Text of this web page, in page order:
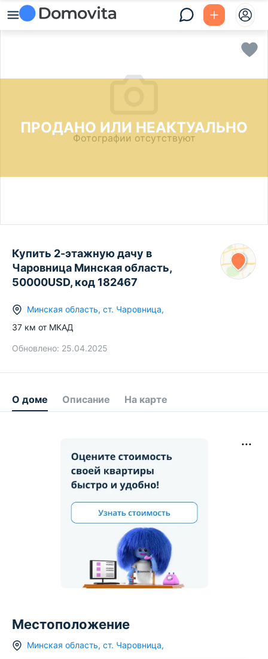
ПРОДАНО ИЛИ НЕАКТУАЛЬНО
Фотографии отсутствуют
Купить 2-этажную дачу в
Чаровница Минская область,
50000USD, код 182467
Минская область, ст. Чаровница,
37 км от МКАД
Обновлено: 25.04.2025
О доме Описание На карте
Местоположение
Минская область, ст. Чаровница,